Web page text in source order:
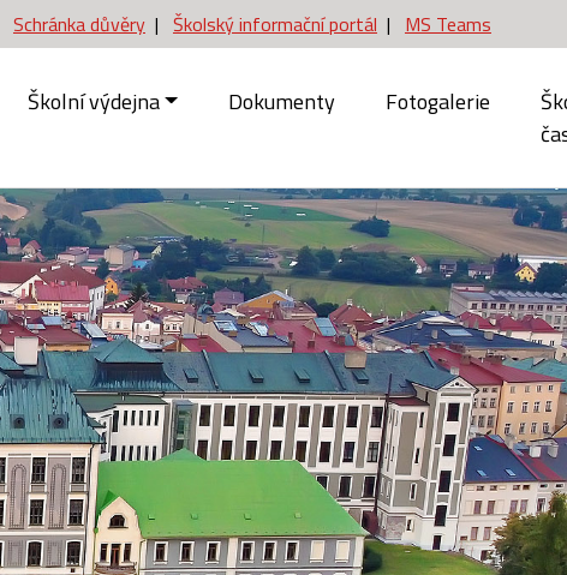
Schránka důvěry| Školský informační portál | MS Teams
Školní výdejna Dokumenty Fotogalerie